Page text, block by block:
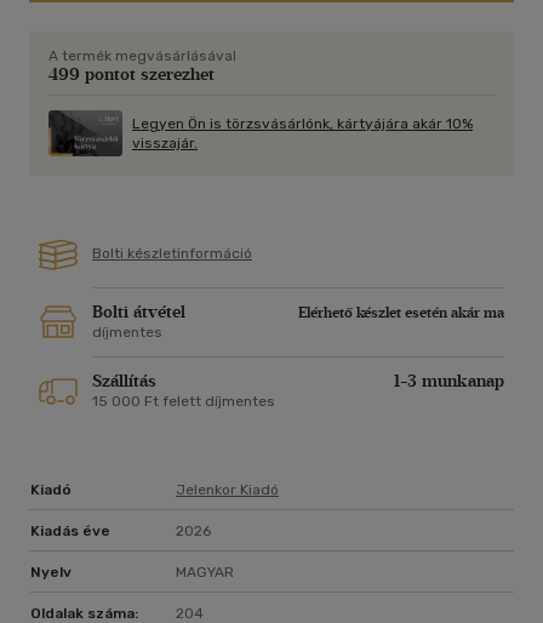
és ahol sose voltunk még, te meg én,
dudorászik a teraszon Szösz néne:
,,Szösztelenítés, portalanítás,
föltakarítás? Kösz, még ne."
A termék megvásárlásával
499 pontot szerezhet
Legyen Ön is törzsvásárlónk, kártyájára akár 10%
visszajár.
Bolti készletinformáció
Bolti átvétel
Elérhető készlet esetén akár ma
díjmentes
Szállítás 1-3 munkanap
15 000 Ft felett díjmentes
Kiadó Jelenkor Kiadó
Kiadás éve 2026
Nyelv MAGYAR
Oldalak száma: 204